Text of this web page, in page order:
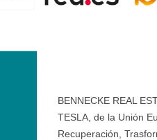
BENNECKE REAL
TESLA, de la Unión
Recuperación,